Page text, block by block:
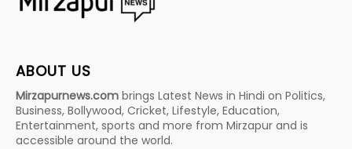
ABOUT US
Mirzapurnews.com brings Latest News in Hindi on Politics,
Business, Bollywood, Cricket, Lifestyle, Education,
Entertainment, sports and more from Mirzapur and is
accessible around the world.